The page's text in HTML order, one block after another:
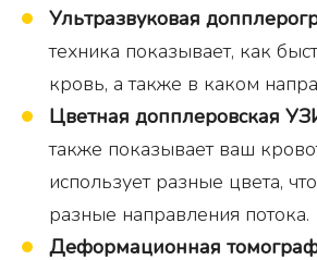
Ультразвуковая
техника показывает, как
кровь, а также в каком
Цветная допплеровская
также показывает ваш
использует разные цвета,
разные направления потока.
Деформационная